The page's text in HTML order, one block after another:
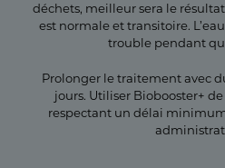
déchets, meilleur sera le
est normale et transitoire.
trouble pendant
Prolonger le traitement avec
jours. Utiliser Biobooster+
respectant un délai